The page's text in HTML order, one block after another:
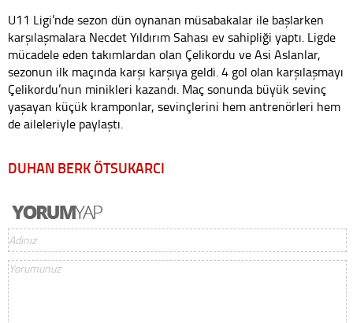
U11 Ligi’nde sezon dün oynanan müsabakalar ile başlarken
karşılaşmalara Necdet Yıldırım Sahası ev sahipliği yaptı. Ligde
mücadele eden takımlardan olan Çelikordu ve Asi Aslanlar,
sezonun ilk maçında karşı karşıya geldi. 4 gol olan karşılaşmayı
Çelikordu’nun minikleri kazandı. Maç sonunda büyük sevinç
yaşayan küçük kramponlar, sevinçlerini hem antrenörleri hem
de aileleriyle paylaştı.
DUHAN BERK ÖTSUKARCI